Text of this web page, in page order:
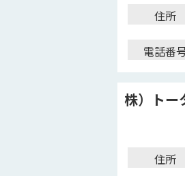
住所
電話番
株）トー
住所